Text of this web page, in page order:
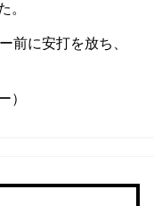
。
前に安打を放ち、
）